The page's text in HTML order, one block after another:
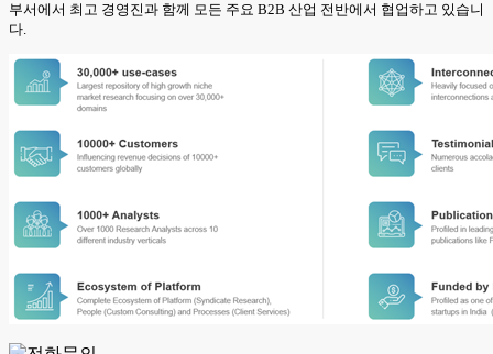
부서에서 최고 경영진과 함께 모든 주요 B2B 산업 전반에서 협업하고 있습니
다.